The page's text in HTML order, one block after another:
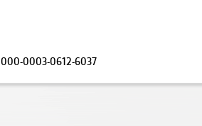
0003-0612-6037